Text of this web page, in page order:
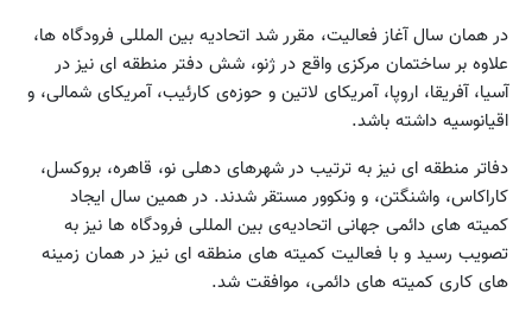
در همان سال آغاز فعالیت، مقرر شد اتحادیه بین المللی فرودگاه ها،
علاوه بر ساختمان مرکزی واقع در ژنو، شش دفتر منطقه ای نیز در
آسیا، آفریقا، اروپا، آمریکای لاتین و حوزه‌ی کارئیب، آمریکای شمالی، و
اقیانوسیه داشته باشد.
دفاتر منطقه ای نیز به ترتیب در شهرهای دهلی نو، قاهره، بروکسل،
کاراکاس، واشنگتن، و ونکوور مستقر شدند. در همین سال ایجاد
کمیته های دائمی جهانی اتحادیه‌ی بین المللی فرودگاه ها نیز به
تصویب رسید و با فعالیت کمیته های منطقه ای نیز در همان زمینه
های کاری کمیته های دائمی، موافقت شد.